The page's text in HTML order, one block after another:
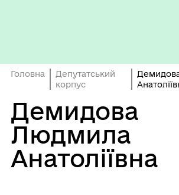
Головна
Депутатський
корпус
Демидова
Людмила
Анатоліївна